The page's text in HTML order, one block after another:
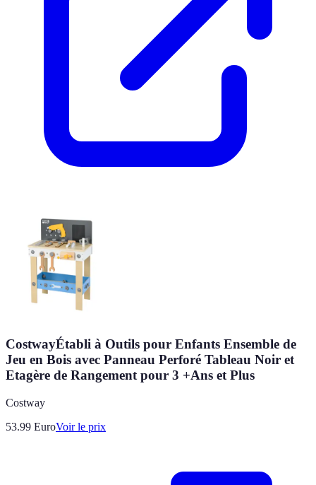
CostwayÉtabli à Outils pour Enfants Ensemble de
Jeu en Bois avec Panneau Perforé Tableau Noir et
Etagère de Rangement pour 3 +Ans et Plus
Costway
53.99 EuroVoir le prix